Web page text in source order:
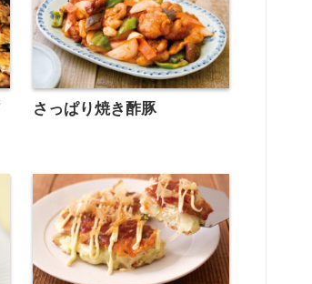
さっぱり焼き酢豚